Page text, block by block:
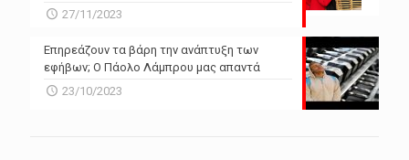
27/11/2023
Επηρεάζουν τα βάρη την ανάπτυξη των
εφήβων; Ο Πάολο Λάμπρου μας απαντά
23/10/2023